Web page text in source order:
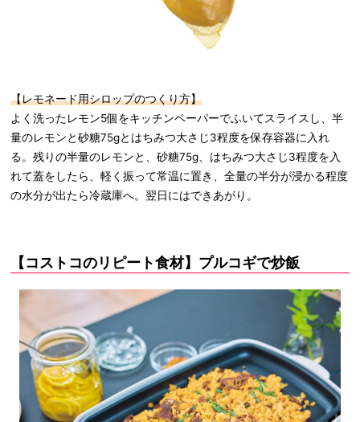
【レモネード用シロップのつくり方】
よく洗ったレモン5個をキッチンペーパーでふいてスライスし、半
量のレモンと砂糖75gとはちみつ大さじ3程度を保存容器に入れ
る。残りの半量のレモンと、砂糖75g、はちみつ大さじ3程度を入
れて蓋をしたら、軽く振って常温に置き、全量の半分が浸かる程度
の水分が出たら冷蔵庫へ。翌日にはできあがり。
【コストコのリピート食材】プルコギで炒飯